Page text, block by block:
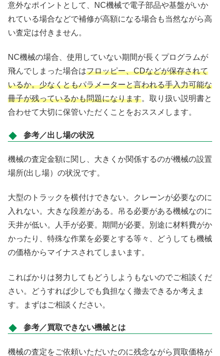
意外なポイントとして、NC機械で電子部品や基盤がいか
れている場合などで補修が高額になる場合も当然ながら高
い査定は付きません。
NC機械の場合、使用していない期間が長くプログラムが
飛んでしまった場合はフロッピー、CDなどが保存されて
いるか。少なくともパラメーターと言われる手入力可能な
冊子が残っているかも問題になります。取り扱い説明書と
合わせて大切に保管いただくことをおススメします。
参考／出し場の状況
機械の査定金額に関し、大きくか関係するのが機械の設置
場所(出し場）の状況です。
大型のトラックを横付けできない。クレーンが必要なのに
入れない。大きな段差がある。吊る必要がある機械なのに
天井が低い。人手が必要。期間が必要。別途に材料費がか
かったり、特殊な作業を必要とする等々、どうしても機械
の価格からマイナスされてしまいます。
こればかりは努力してもどうしようもないのでご相談くだ
さい。どうすれば少しでも負担なく撤去できるか考えま
す。まずはご相談ください。
参考／買取できない機械とは
機械の査定をご依頼いただいたのに残念ながら買取価格が